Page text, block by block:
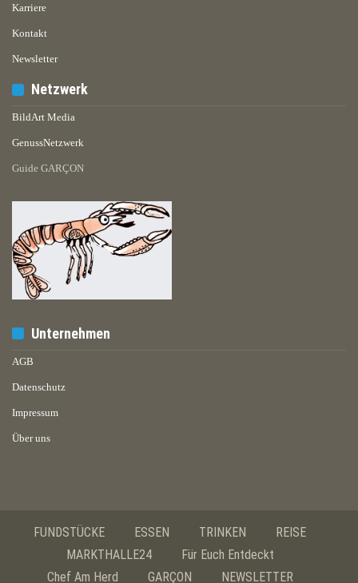
Karriere
Kontakt
Newsletter
Netzwerk
BildArt Media
GenussNetzwerk
Guide GARÇON
Unternehmen
AGB
Datenschutz
Impressum
Über uns
FUNDSTÜCKE ESSEN TRINKEN
REISE
MARKTHALLE24
Für Euch Entdeckt
Chef Am Herd
GARÇON NEWSLETTER